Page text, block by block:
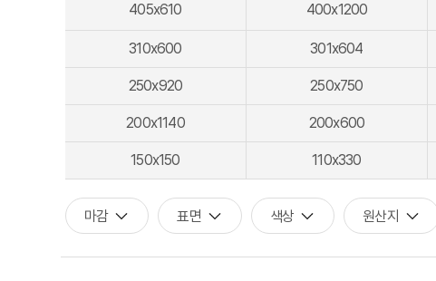
405x610 400x1200
310x600 301x604
250x920 250x750
200x1140 200x600
150x150 110x330
마감 표면 색상 원산지